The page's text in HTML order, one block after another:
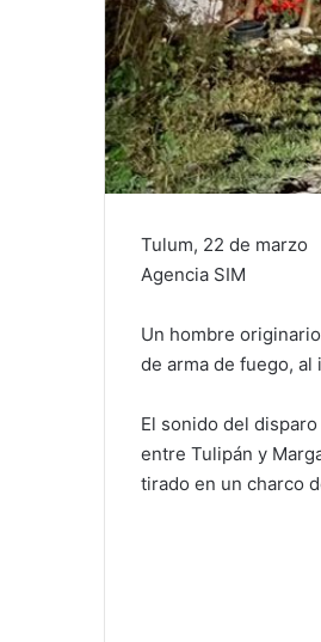
Tulum, 22 de marzo
Agencia SIM
Un hombre
de arma de fuego,
El sonido del
entre Tulipán y
tirado en un charco